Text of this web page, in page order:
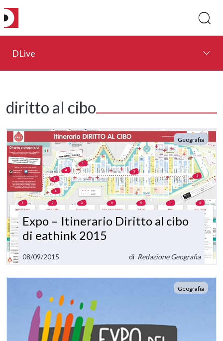
DLive
diritto al cibo
Geografia
Expo – Itinerario Diritto al cibo
di eathink 2015
08/09/2015 di Redazione Geografia
Geografia